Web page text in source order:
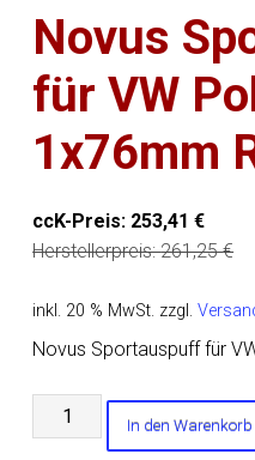
Novus
für VW
1x76mm
ccK-Preis: 253,41€
Herstellerpreis:261,25€
inkl. 20 % MwSt. zzgl.
Novus Sportauspuff für
Novus
Sportauspuff
In den Warenkorb